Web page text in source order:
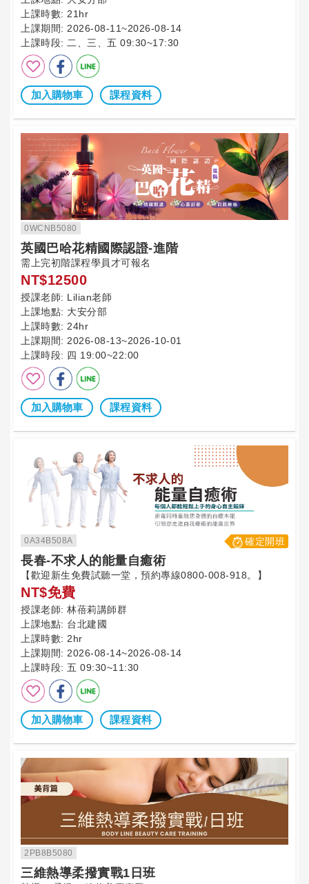
上課時數: 21hr
上課期間: 2026-08-11~2026-08-14
上課時段: 二、三、五 09:30~17:30
加入購物車 課程資料
0WCNB5080
英國巴哈花精國際認證-進階
需上完初階課程學員才可報名
NT$12500
授課老師: Lilian老師
上課地點: 大安分部
上課時數: 24hr
上課期間: 2026-08-13~2026-10-01
上課時段: 四 19:00~22:00
加入購物車 課程資料
0A34B508A 確定開班
長春-不求人的能量自癒術
【歡迎新生免費試聽一堂，預約專線0800-008-918。】
NT$免費
授課老師: 林蓓莉講師群
上課地點: 台北建國
上課時數: 2hr
上課期間: 2026-08-14~2026-08-14
上課時段: 五 09:30~11:30
加入購物車 課程資料
2PB8B5080
三維熱導柔撥實戰1日班